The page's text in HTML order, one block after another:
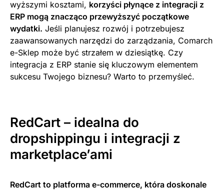
wyższymi kosztami, korzyści płynące z integracji z
ERP mogą znacząco przewyższyć początkowe
wydatki. Jeśli planujesz rozwój i potrzebujesz
zaawansowanych narzędzi do zarządzania, Comarch
e-Sklep może być strzałem w dziesiątkę. Czy
integracja z ERP stanie się kluczowym elementem
sukcesu Twojego biznesu? Warto to przemyśleć.
RedCart – idealna do
dropshippingu i integracji z
marketplace’ami
RedCart to platforma e-commerce, która doskonale